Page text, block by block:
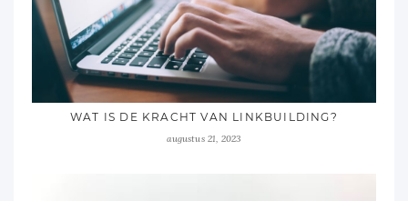
WAT IS DE KRACHT VAN LINKBUILDING?
augustus 21, 2023